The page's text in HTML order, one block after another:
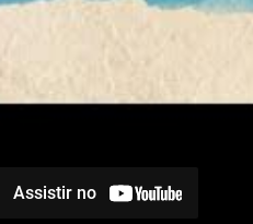
Assistir no